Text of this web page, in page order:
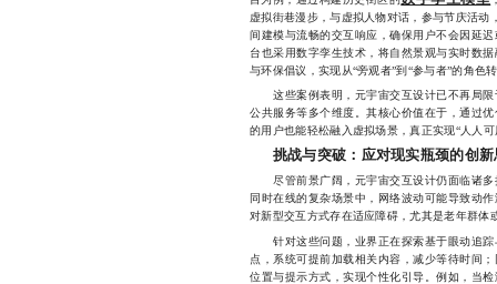
虚拟街巷漫步，与虚拟人物对话，参与节庆活动
间建模与流畅的交互响应，确保用户不会因延
台也采用数字孪生技术，将自然景观与实时数
与环保倡议，实现从“旁观者”到“参与者”的角色
这些案例表明，元宇宙交互设计已不再局限
公共服务等多个维度。其核心价值在于，通过
的用户也能轻松融入虚拟场景，真正实现“人人
挑战与突破：应对现实瓶颈的创新
尽管前景广阔，元宇宙交互设计仍面临诸多
同时在线的复杂场景中，网络波动可能导致动
对新型交互方式存在适应障碍，尤其是老年群
针对这些问题，业界正在探索基于眼动追踪
点，系统可提前加载相关内容，减少等待时间
位置与提示方式，实现个性化引导。例如，当